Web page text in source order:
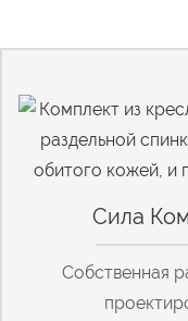
Сила
Собственная